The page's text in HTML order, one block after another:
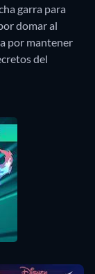
garra para
domar al
por mantener
del